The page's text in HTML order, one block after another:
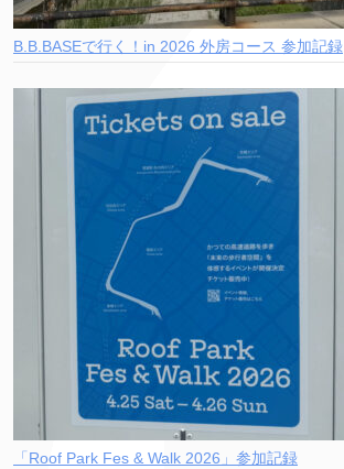
B.B.BASEで行く！in 2026 外房コース 参加記録
「Roof Park Fes & Walk 2026」参加記録